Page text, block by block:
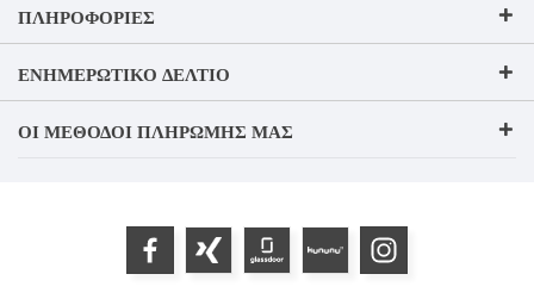
ΠΛΗΡΟΦΟΡΊΕΣ
ΕΝΗΜΕΡΩΤΙΚΌ ΔΕΛΤΊΟ
ΟΙ ΜΈΘΟΔΟΙ ΠΛΗΡΩΜΉΣ ΜΑΣ